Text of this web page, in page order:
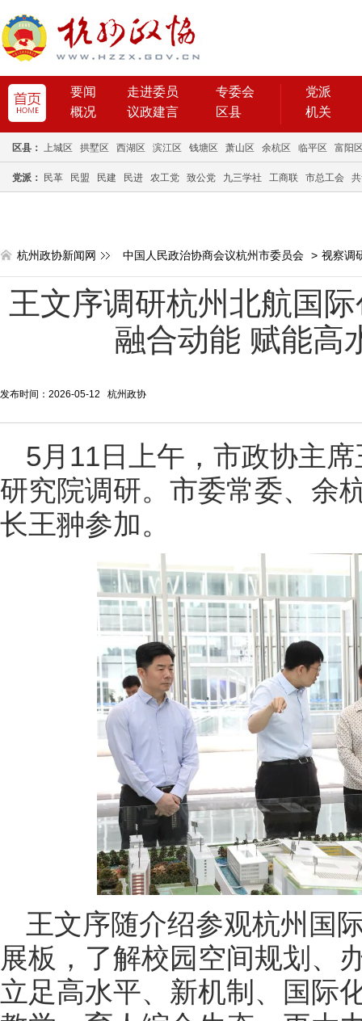
要闻 走进委员
专委会
概况
议政建言 区县
党派
机关
区县： 上城区 拱墅区 西湖区 滨江区 钱塘区 萧山区 余杭区 临平区 富阳
党派： 民革 民盟 民建 民进 农工党 致公党 九三学社 工商联 市总工会
杭州政协新闻网 中国人民政治协商会议杭州市委员会 > 视察调
王文序调研杭州北航国
融合动能 赋能高
发布时间：2026-05-12 杭州政协
5月11日上午，市政协主
研究院调研。市委常委、余
长王翀参加。
王文序随介绍参观杭州国
展板，了解校园空间规划、
立足高水平、新机制、国际